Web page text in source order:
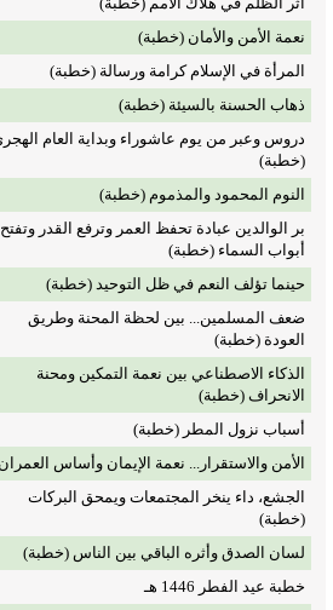
نعمة الأمن والأمان (خطبة)
المرأة في الإسلام كرامة ورسالة (خطبة)
ذهاب الحسنة بالسيئة (خطبة)
دروس وعبر من يوم عاشوراء وبداية العام
(خطبة)
النوم المحمود والمذموم (خطبة)
بر الوالدين عبادة تحفظ العمر وترفع القدر وتفتح
أبواب السماء (خطبة)
حينما تؤلف النعم في ظل التوحيد (خطبة)
ضعف المسلمين... بين لحظة المحنة وطريق
العودة (خطبة)
الذكاء الاصطناعي بين نعمة التمكين ومحنة
الانحراف (خطبة)
أسباب نزول المطر (خطبة)
الأمن والاستقرار... نعمة الإيمان وأساس العمران
الجشع، داء ينخر المجتمعات ويمحق البركات
(خطبة)
لسان الصدق وأثره الباقي بين الناس (خطبة)
خطبة عيد الفطر 1446 هـ